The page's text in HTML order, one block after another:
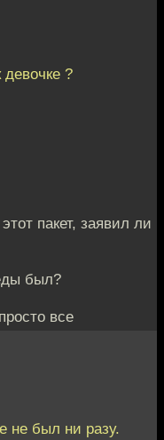
?
пакет, заявил ли
был?
все
не был ни разу.